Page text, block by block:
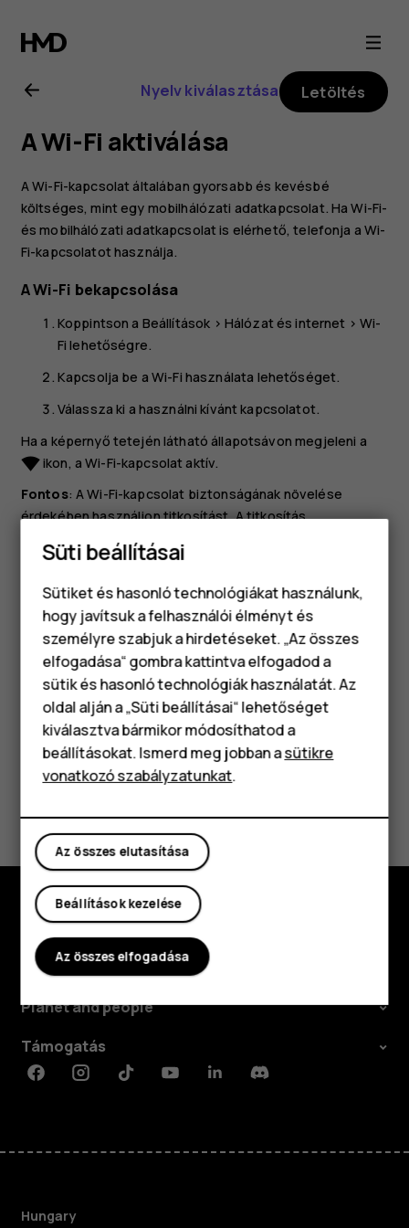
Nokia
4.2
felhasználói
kézikönyv
Okostelefonok
Klasszikus telefonok
Tartozékok
Táblagépek
Nyelv kiválasztása Letöltés
A Wi-Fi aktiválása
A Wi-Fi-kapcsolat általában gyorsabb és kevésbé
költséges, mint egy mobilhálózati adatkapcsolat. Ha Wi-Fi-
és mobilhálózati adatkapcsolat is elérhető, telefonja a Wi-
Fi-kapcsolatot használja.
A Wi-Fi bekapcsolása
Koppintson a Beállítások > Hálózat és internet > Wi-
Fi lehetőségre.
Kapcsolja be aWi-Fi használata lehetőséget.
Válassza ki a használni kívánt kapcsolatot.
Ha a képernyő tetején látható állapotsávon megjeleni a
network_wifiikon, a Wi-Fi-kapcsolat aktív.
Fontos: A Wi-Fi-kapcsolat biztonságának növelése
érdekében használjon titkosítást. A titkosítás
használatával csökkentheti annak kockázatát, hogy mások
hozzáférjenek az Ön adataihoz.
Tip:Kapcsolja be a Wi-Fi-t, ha javítani szeretné a
helymeghatározás pontosságát, amikor nem
érhetők el a műholdjelek, például beltéri területeken
vagy magas épületek között.
Igen Nem
Fedezd fel
Rólunk
Planet and people
Támogatás
FacebookInstagramTiktokYoutubeLinkedinDiscord
Hungary
Süti beállításai
Sütiket és hasonló technológiákat használunk,
hogy javítsuk a felhasználói élményt és
személyre szabjuk a hirdetéseket. „Az összes
elfogadása“ gombra kattintva elfogadod a
sütik és hasonló technológiák használatát. Az
oldal alján a „Süti beállításai“ lehetőséget
kiválasztva bármikor módosíthatod a
beállításokat. Ismerd meg jobban asütikre
vonatkozó szabályzatunkat.
Az összes elutasítása
Beállítások kezelése
Az összes elfogadása